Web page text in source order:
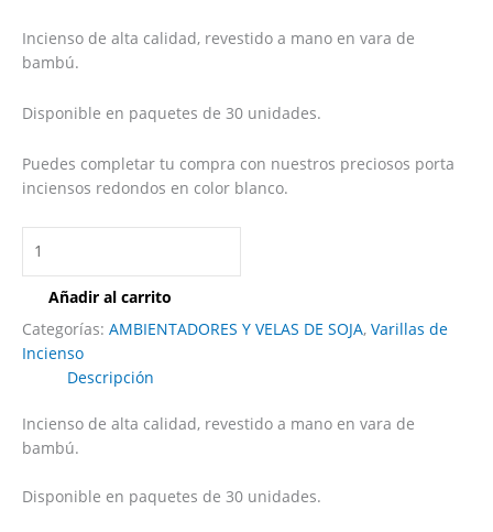
Incienso de alta calidad, revestido a mano en vara de
bambú.
Disponible en paquetes de 30 unidades.
Puedes completar tu compra con nuestros preciosos porta
inciensos redondos en color blanco.
Añadir al carrito
Categorías: AMBIENTADORES Y VELAS DE SOJA, Varillas de
Incienso
Descripción
Incienso de alta calidad, revestido a mano en vara de
bambú.
Disponible en paquetes de 30 unidades.